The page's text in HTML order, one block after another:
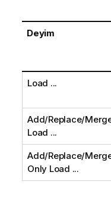
Deyim
Load ...
Add/Replace/
Load ...
Add/Replace/
Only Load ...